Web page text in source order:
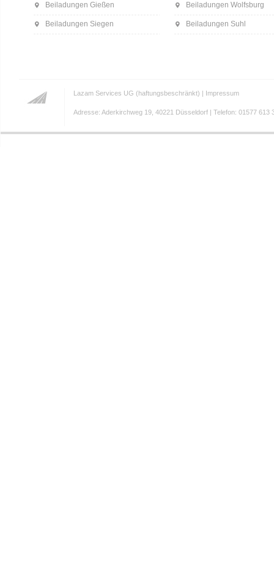
Beiladungen Gießen
Beiladungen Siegen
Beiladungen Wolfsburg
Beiladungen Suhl
Lazam Services UG (haftungsbeschränkt) | Impressum
Adresse: Aderkirchweg 19, 40221 Düsseldorf | Telefon: 01577